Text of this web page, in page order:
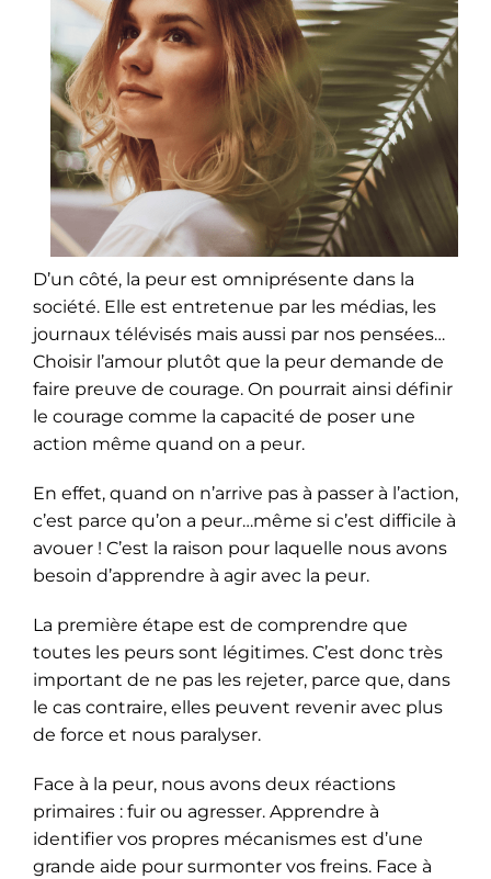
D’un côté, la peur est omniprésente dans la
société. Elle est entretenue par les médias, les
journaux télévisés mais aussi par nos pensées…
Choisir l’amour plutôt que la peur demande de
faire preuve de courage. On pourrait ainsi définir
le courage comme la capacité de poser une
action même quand on a peur.
En effet, quand on n’arrive pas à passer à l’action,
c’est parce qu’on a peur…même si c’est difficile à
avouer ! C’est la raison pour laquelle nous avons
besoin d’apprendre à agir avec la peur.
La première étape est de comprendre que
toutes les peurs sont légitimes. C’est donc très
important de ne pas les rejeter, parce que, dans
le cas contraire, elles peuvent revenir avec plus
de force et nous paralyser.
Face à la peur, nous avons deux réactions
primaires : fuir ou agresser. Apprendre à
identifier vos propres mécanismes est d’une
grande aide pour surmonter vos freins. Face à